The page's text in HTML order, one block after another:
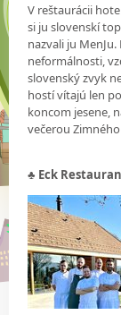
V reštaurácii
si ju slovenskí
nazvali ju
neformálnosti,
slovenský zvyk
hostí vítajú len
koncom jesene,
večerou
♣ Eck